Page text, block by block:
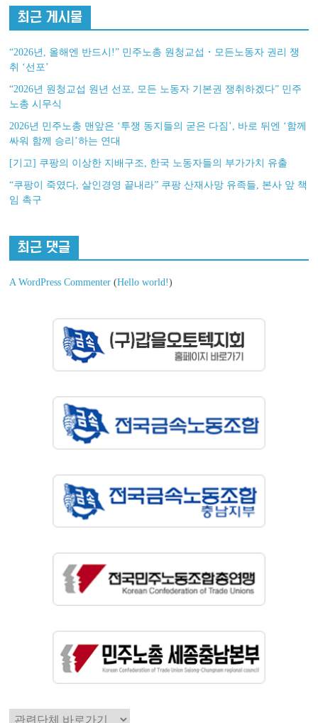
최근 게시물
“2026년, 올해엔 반드시!” 민주노총 원청교섭・모든노동자 권리 쟁
취 ‘선포’
“2026년 원청교섭 원년 선포, 모든 노동자 기본권 쟁취하겠다” 민주
노총 시무식
2026년 민주노총 맨앞은 ‘투쟁 동지들의 굳은 다짐’, 바로 뒤엔 ‘함께
싸워 함께 승리’하는 연대
[기고] 쿠팡의 이상한 지배구조, 한국 노동자들의 부가가치 유출
“쿠팡이 죽였다, 살인경영 끝내라” 쿠팡 산재사망 유족들, 본사 앞 책
임 촉구
최근 댓글
A WordPress Commenter (Hello world!)